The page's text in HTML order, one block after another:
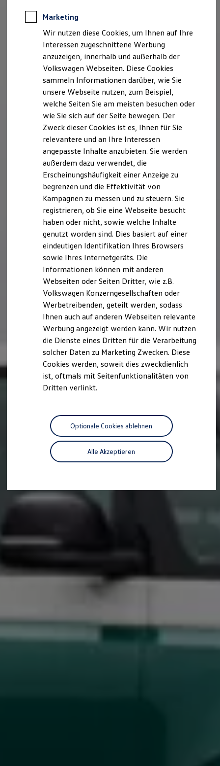
Notdienst und Pannenhilfe
Software, Konnektivität & Apps
California App
VW Connect für Ihren ID. Buzz
VW Connect für Ihren Transporter/Caravelle
VW Connect für Ihren Amarok
VW Connect für andere Modelle
Connect Pro
Fleet Interface Data
Multistop Pathfinder
Übersicht Software Updates
Digitales Bordbuch
Fahrerassistenz- und Sicherheitssysteme
Kontrollleuchten
Batterieverordnung
XTL-Dieselkraftstoff
Ersatzteile und Betriebsflüssigkeiten
Original Zubehör und Lifestyle Produkte
myVolkswagen
myVolkswagen Business
Elektrisch & Autonom
Elektro - & Hybridfahrzeuge
Unser Ansatz
Klimafreundlicher Strom
Reichweite & Ladelösungen
Reichweitensimulator
Ladezeitensimulator
Ladelösungen für Privatkunden
Ladelösungen für Gewerbekunden
Bidirektionales Laden
Förderung & Kosten der Elektrofahrzeuge
Fördermöglichkeiten für Privatkunden
Kostensimulator
Autonomes Fahren
Mehr zum ID. Buzz
California Welt
California Club
California Magazin & Ratgeber
California Reisen & Erlebnisse
California App
California Lifestyle & Zubehör
Übernachten im California
Unternehmen
Karriere im Autohaus
Nachhaltigkeit
Events
Rückblick VW Bus Festival 2023
Bulli Magazin
Fahrzeugabholung ab Werk
Marketing
Wir nutzen diese Cookies, um Ihnen auf Ihre
Interessen zugeschnittene Werbung
anzuzeigen, innerhalb und außerhalb der
Volkswagen Webseiten. Diese Cookies
sammeln Informationen darüber, wie Sie
unsere Webseite nutzen, zum Beispiel,
welche Seiten Sie am meisten besuchen oder
wie Sie sich auf der Seite bewegen. Der
Zweck dieser Cookies ist es, Ihnen für Sie
relevantere und an Ihre Interessen
angepasste Inhalte anzubieten. Sie werden
außerdem dazu verwendet, die
Erscheinungshäufigkeit einer Anzeige zu
begrenzen und die Effektivität von
Kampagnen zu messen und zu steuern. Sie
registrieren, ob Sie eine Webseite besucht
haben oder nicht, sowie welche Inhalte
genutzt worden sind. Dies basiert auf einer
eindeutigen Identifikation Ihres Browsers
sowie Ihres Internetgeräts. Die
Informationen können mit anderen
Webseiten oder Seiten Dritter, wie z.B.
Volkswagen Konzerngesellschaften oder
Werbetreibenden, geteilt werden, sodass
Ihnen auch auf anderen Webseiten relevante
Werbung angezeigt werden kann. Wir nutzen
die Dienste eines Dritten für die Verarbeitung
solcher Daten zu Marketing Zwecken. Diese
Cookies werden, soweit dies zweckdienlich
ist, oftmals mit Seitenfunktionalitäten von
Dritten verlinkt.
Alle Akzeptieren
Optionale Cookies ablehnen